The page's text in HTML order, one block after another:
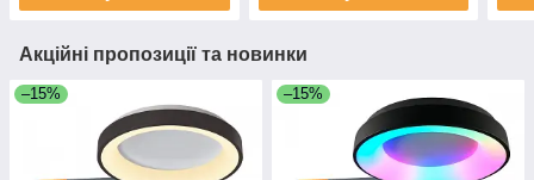
Акційні пропозиції та новинки
–15% –15%